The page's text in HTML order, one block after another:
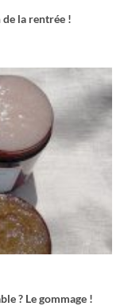
de la rentrée !
? Le gommage !